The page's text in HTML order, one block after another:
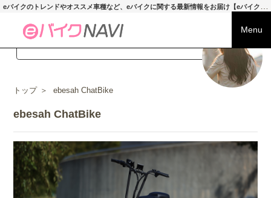
Menu
トップ ＞ ebesah ChatBike
ebesah ChatBike